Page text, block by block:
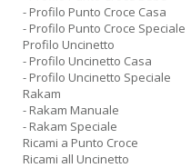
- Profilo Punto Croce Casa
- Profilo Punto Croce Speciale
Profilo Uncinetto
- Profilo Uncinetto Casa
- Profilo Uncinetto Speciale
Rakam
- Rakam Manuale
- Rakam Speciale
Ricami a Punto Croce
Ricami all Uncinetto